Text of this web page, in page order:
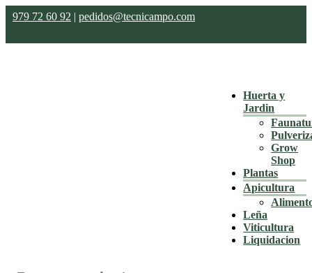
979 72 60 92 | pedidos@tecnicampo.com
Huerta y
Jardin
Grow
Shop
Plantas
Apicultura
Leña
Viticultura
Liquidacion